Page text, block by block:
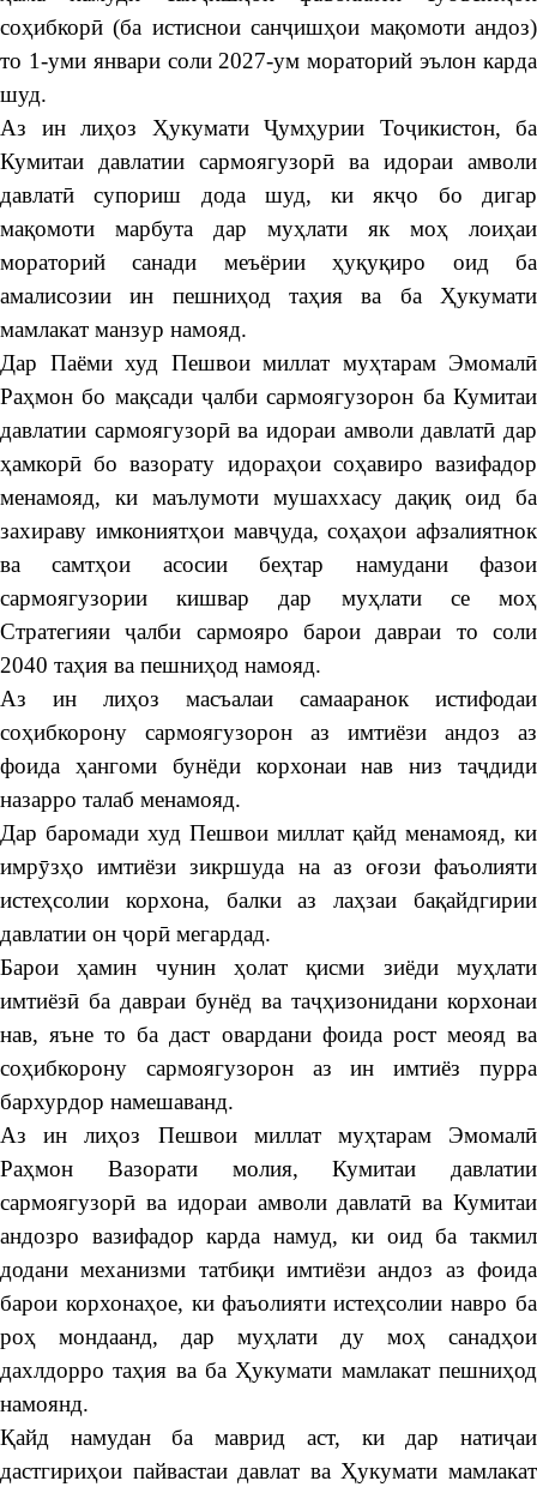
соҳибкорӣ (ба истиснои санҷишҳои мақомоти андоз)
то 1-уми январи соли 2027-ум мораторий эълон карда
шуд.
Аз ин лиҳоз Ҳукумати Ҷумҳурии Тоҷикистон, ба
Кумитаи давлатии сармоягузорӣ ва идораи амволи
давлатӣ супориш дода шуд, ки якҷо бо дигар
мақомоти марбута дар муҳлати як моҳ лоиҳаи
мораторий санади меъёрии ҳуқуқиро оид ба
амалисозии ин пешниҳод таҳия ва ба Ҳукумати
мамлакат манзур намояд.
Дар Паёми худ Пешвои миллат муҳтарам Эмомалӣ
Раҳмон бо мақсади ҷалби сармоягузорон ба Кумитаи
давлатии сармоягузорӣ ва идораи амволи давлатӣ дар
ҳамкорӣ бо вазорату идораҳои соҳавиро вазифадор
менамояд, ки маълумоти мушаххасу дақиқ оид ба
захираву имкониятҳои мавҷуда, соҳаҳои афзалиятнок
ва самтҳои асосии беҳтар намудани фазои
сармоягузории кишвар дар муҳлати се моҳ
Стратегияи ҷалби сармояро барои давраи то соли
2040 таҳия ва пешниҳод намояд.
Аз ин лиҳоз масъалаи самааранок истифодаи
соҳибкорону сармоягузорон аз имтиёзи андоз аз
фоида ҳангоми бунёди корхонаи нав низ таҷдиди
назарро талаб менамояд.
Дар баромади худ Пешвои миллат қайд менамояд, ки
имрӯзҳо имтиёзи зикршуда на аз оғози фаъолияти
истеҳсолии корхона, балки аз лаҳзаи бақайдгирии
давлатии он ҷорӣ мегардад.
Барои ҳамин чунин ҳолат қисми зиёди муҳлати
имтиёзӣ ба давраи бунёд ва таҷҳизонидани корхонаи
нав, яъне то ба даст овардани фоида рост меояд ва
соҳибкорону сармоягузорон аз ин имтиёз пурра
бархурдор намешаванд.
Аз ин лиҳоз Пешвои миллат муҳтарам Эмомалӣ
Раҳмон Вазорати молия, Кумитаи давлатии
сармоягузорӣ ва идораи амволи давлатӣ ва Кумитаи
андозро вазифадор карда намуд, ки оид ба такмил
додани механизми татбиқи имтиёзи андоз аз фоида
барои корхонаҳое, ки фаъолияти истеҳсолии навро ба
роҳ мондаанд, дар муҳлати ду моҳ санадҳои
дахлдорро таҳия ва ба Ҳукумати мамлакат пешниҳод
намоянд.
Қайд намудан ба маврид аст, ки дар натиҷаи
дастгириҳои пайвастаи давлат ва Ҳукумати мамлакат